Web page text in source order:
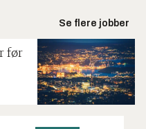
Se flere jobber
før